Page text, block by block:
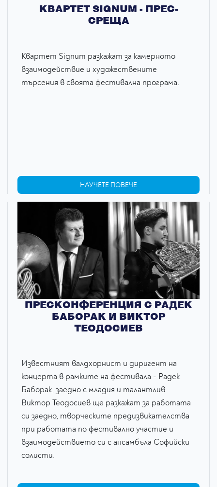
КВАРТЕТ SIGNUM - ПРЕС-
СРЕЩА
Квартет Signum разкажат за камерното
взаимодействие и художествените
търсения в своята фестивална програма.
НАУЧЕТЕ ПОВЕЧЕ
ПРЕСКОНФЕРЕНЦИЯ С РАДЕК
БАБОРАК И ВИКТОР
ТЕОДОСИЕВ
Известният валдхорнист и диригент на
концерта в рамките на фестивала - Радек
Баборак, заедно с младия и талантлив
Виктор Теодосиев ще разкажат за работата
си заедно, творческите предизвикателства
при работата по фестивално участие и
взаимодействието си с ансамбъла Софийски
солисти.